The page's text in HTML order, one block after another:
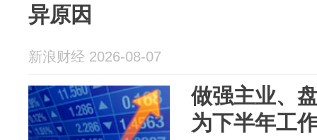
异原因
新浪财经 2026-08-07
做强主业、
为下半年工